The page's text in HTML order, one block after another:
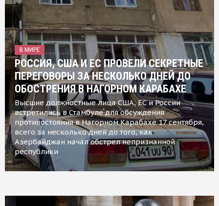
В МИРЕ
РОССИЯ, США И ЕС ПРОВЕЛИ СЕКРЕТНЫЕ
ПЕРЕГОВОРЫ ЗА НЕСКОЛЬКО ДНЕЙ ДО
ОБОСТРЕНИЯ В НАГОРНОМ КАРАБАХЕ
Высшие должностные лица США, ЕС и России
встретились в Стамбуле для обсуждения
противостояния в Нагорном Карабахе 17 сентября,
всего за несколько дней до того, как
Азербайджан начал обстрел непризнанной
республики